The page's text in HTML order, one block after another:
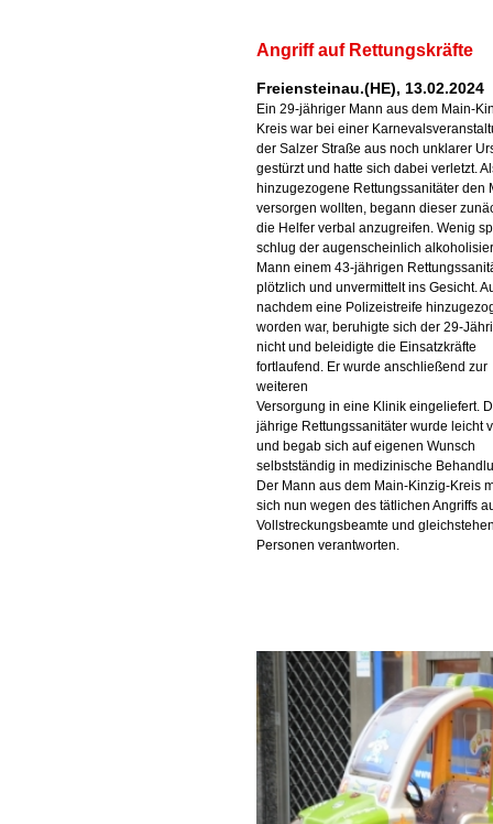
Angriff auf Rettungskräfte
Freiensteinau.(HE), 13.02.2024
Ein 29-jähriger Mann aus dem Main-
Kreis war bei einer
der Salzer Straße aus noch unklarer
gestürzt und hatte sich dabei verletzt.
hinzugezogene Rettungssanitäter den
versorgen wollten, begann dieser
die Helfer verbal anzugreifen. Wenig
schlug der augenscheinlich
Mann einem 43-jährigen
plötzlich und unvermittelt ins Gesicht.
nachdem eine Polizeistreife
worden war, beruhigte sich der 29-
nicht und beleidigte die Einsatzkräfte
fortlaufend. Er wurde anschließend zur
weiteren
Versorgung in eine Klinik eingeliefert.
jährige Rettungssanitäter wurde leicht
und begab sich auf eigenen Wunsch
selbstständig in medizinische
Der Mann aus dem Main-Kinzig-Kreis
sich nun wegen des tätlichen Angriffs
Vollstreckungsbeamte und
Personen verantworten.